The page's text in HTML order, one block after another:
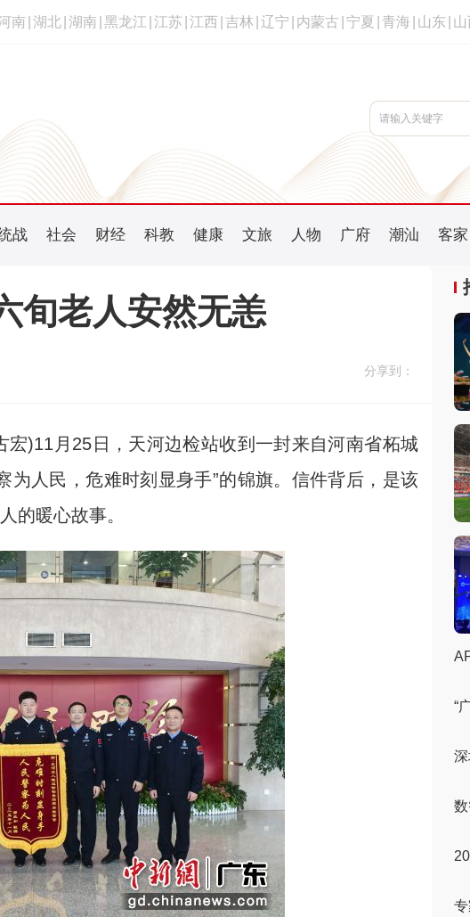
南 湖北 湖南 黑龙江 江苏 江西 吉林 辽宁 内蒙古 宁夏 青海 山东 山
战 社会 财经 科教 健康 文旅 人物 广府 潮汕 客家
旬老人安然无恙
分享到：
)11月25日，天河边检站收到一封来自河南省柘城
为人民，危难时刻显身手”的锦旗。信件背后，是该
的暖心故事。
“